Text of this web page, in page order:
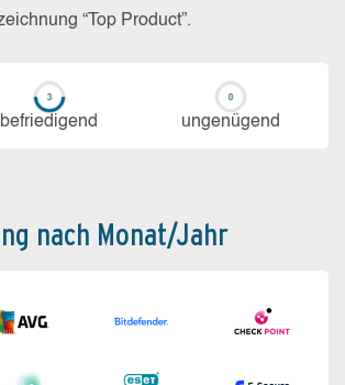
“Top Product”.
be­frie­di­gend un­ge­nü­gend
nach Monat/Jahr